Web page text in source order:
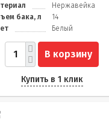
Нержавейка
бака, л
14
Белый
В корзину
Купить в 1 клик